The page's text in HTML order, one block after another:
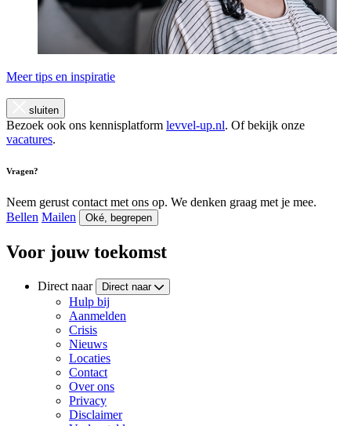
Meer tips en inspiratie
sluiten
Bezoek ook ons kennisplatform levvel-up.nl. Of bekijk onze
vacatures.
Vragen?
Neem gerust contact met ons op. We denken graag met je mee.
Bellen Mailen Oké, begrepen
Voor jouw toekomst
Direct naar Direct naar
Hulp bij
Aanmelden
Crisis
Nieuws
Locaties
Contact
Over ons
Privacy
Disclaimer